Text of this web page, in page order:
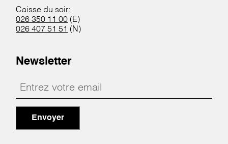
Caisse du soir:
026 350 11 00 (E)
026 407 51 51 (N)
Newsletter
Envoyer